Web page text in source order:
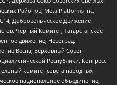
Районов, Meta Platforms Inc,
Добровольческое Движение
Черный Комитет, Татарстанское
движение, Невоград,
Весна, Верховный Совет
Республики, Конгресс
комитет совета народных
национальное объединение,